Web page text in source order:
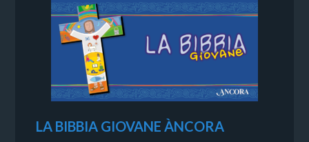
LA BIBBIA GIOVANE ÀNCORA